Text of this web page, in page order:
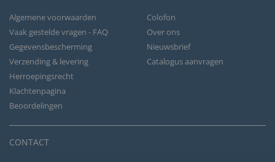
Algemene voorwaarden
Vaak gestelde vragen - FAQ
Gegevensbescherming
Verzending & levering
Herroepingsrecht
Klachtenpagina
Beoordelingen
Colofon
Over ons
Nieuwsbrief
Catalogus aanvragen
CONTACT